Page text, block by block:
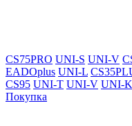
CS75PRO UNI-S UNI-V
EADOplus UNI-L
CS95 UNI-T UNI-V UNI-K
Покупка